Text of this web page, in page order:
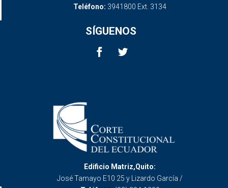
Teléfono: 3941800 Ext. 3134
SÍGUENOS
Edificio Matriz,Quito:
José Tamayo E10 25 y Lizardo García /